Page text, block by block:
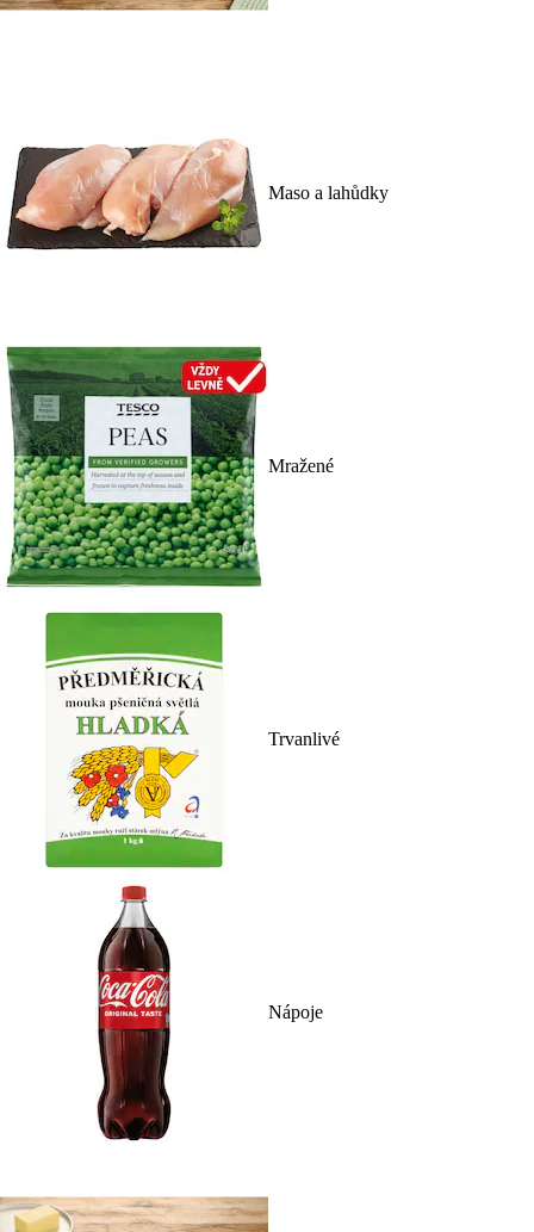
Maso a lahůdky
Mražené
Trvanlivé
Nápoje